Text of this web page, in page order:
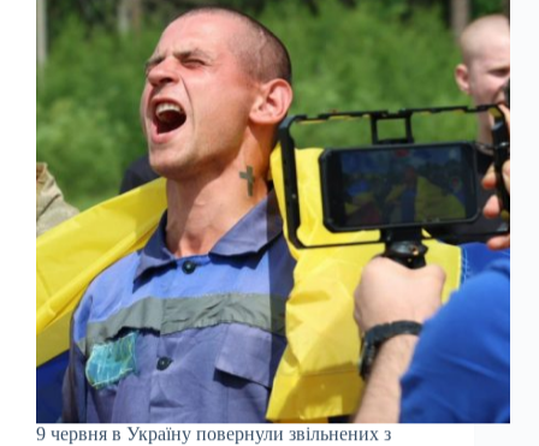
9 червня в Україну повернули звільнених з